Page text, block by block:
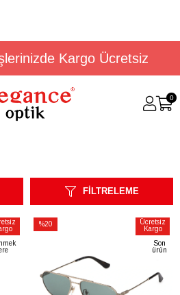
Kargo Ücretsiz
0
FILTRELEME
%20
Ücretsiz
Kargo
Son
ürün